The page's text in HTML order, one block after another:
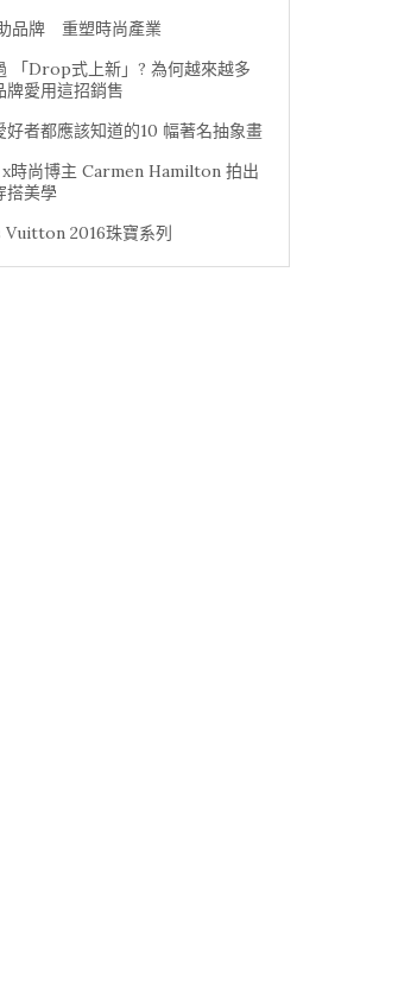
品牌 重塑時尚產業
「Drop式上新」? 為何越來越多
牌愛用這招銷售
好者都應該知道的10 幅著名抽象畫
時尚博主 Carmen Hamilton 拍出
搭美學
2016珠寶系列